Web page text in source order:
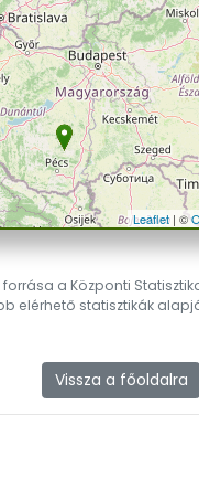
Leaflet| ©
a Központi
elérhető statisztikák
Vissza a főoldalra